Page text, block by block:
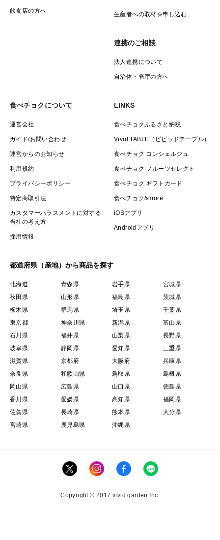
飲食店の方へ 生産者への取材を申し込む
連携のご相談
法人連携について
自治体・省庁の方へ
食べチョクについて
運営会社
ガイド/お問い合わせ
運営からのお知らせ
利用規約
プライバシーポリシー
特定商取引法
カスタマーハラスメントに対する
当社の考え方
採用情報
LINKS
食べチョクふるさと納税
Vivid TABLE（ビビッドテーブル）
食べチョク コンシェルジュ
食べチョク フルーツセレクト
食べチョク ギフトカード
食べチョク&more
iOSアプリ
Androidアプリ
都道府県（産地）から商品を探す
北海道 青森県 岩手県
宮城県
秋田県
山形県 福島県
茨城県
栃木県
群馬県 埼玉県
千葉県
東京都
神奈川県 新潟県
富山県
石川県
福井県 山梨県
長野県
岐阜県
静岡県 愛知県
三重県
滋賀県
京都府 大阪府
兵庫県
奈良県
和歌山県 鳥取県
島根県
岡山県
広島県 山口県
徳島県
香川県
愛媛県 高知県
福岡県
佐賀県
長崎県 熊本県
大分県
宮崎県
鹿児島県 沖縄県
Copyright © 2017 vivid garden Inc.